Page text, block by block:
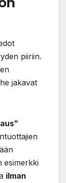
piiriin.
jakavat
esimerkki
ilman